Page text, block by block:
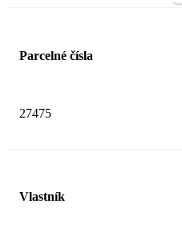
Parcelné čísla
27475
Vlastník